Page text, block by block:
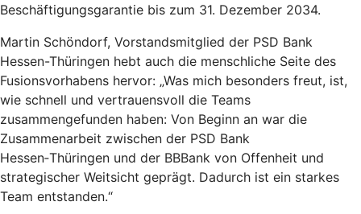
Beschäftigungsgarantie bis zum 31. Dezember 2034.
Martin Schöndorf, Vorstandsmitglied der PSD Bank
Hessen-Thüringen hebt auch die menschliche Seite des
Fusionsvorhabens hervor: „Was mich besonders freut, ist,
wie schnell und vertrauensvoll die Teams
zusammengefunden haben: Von Beginn an war die
Zusammenarbeit zwischen der PSD Bank
Hessen‑Thüringen und der BBBank von Offenheit und
strategischer Weitsicht geprägt. Dadurch ist ein starkes
Team entstanden.“